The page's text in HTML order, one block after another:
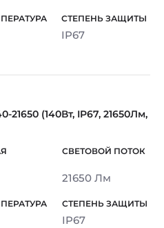
IP67
21650 (140Вт, IP67, 21650Лм,
21650 Лм
IP67